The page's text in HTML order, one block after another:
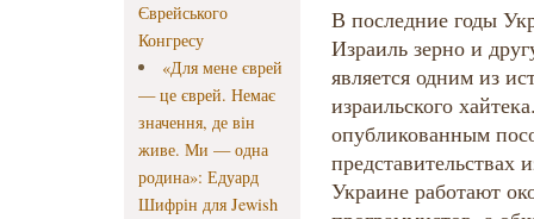
Єврейського
Конгресу
«Для мене єврей
— це єврей. Немає
значення, де він
живе. Ми — одна
родина»: Едуард
Шифрін для Jewish
В последние годы
Израиль зерно и
является одним из
израильского
опубликованным
представительствах
Украине работают